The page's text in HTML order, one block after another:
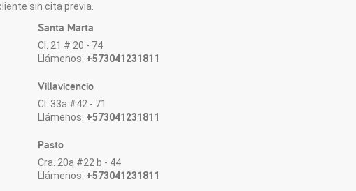
sin cita previa.
Santa Marta
Cl. 21 # 20 - 74
Llámenos: +573041231811
Villavicencio
Cl. 33a #42 - 71
Llámenos: +573041231811
Pasto
Cra. 20a #22 b - 44
Llámenos: +573041231811